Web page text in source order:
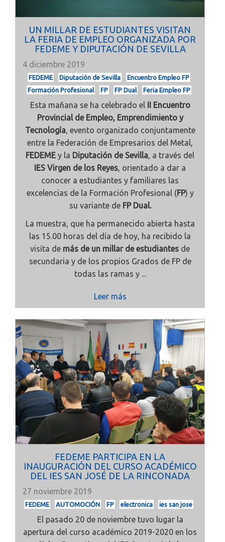
UN MILLAR DE ESTUDIANTES VISITAN
LA FERIA DE EMPLEO ORGANIZADA POR
FEDEME Y DIPUTACIÓN DE SEVILLA
4 diciembre 2019
FEDEME Diputación de Sevilla
Encuentro Empleo FP
Formación Profesional
FP FP Dual Feria Empleo FP
Esta mañana se ha celebrado el II Encuentro
Provincial de Empleo, Emprendimiento y
Tecnología, evento organizado conjuntamente
entre la Federación de Empresarios del Metal,
FEDEME y la Diputación de Sevilla, a través del
IES Virgen de los Reyes, orientado a dar a
conocer a estudiantes y familiares las
excelencias de la Formación Profesional (FP) y
su variante de FP Dual.
La muestra, que ha permanecido abierta hasta
las 15.00 horas del día de hoy, ha recibido la
visita de más de un millar de estudiantes de
secundaria y de los propios Grados de FP de
todas las ramas y ...
Leer más
FEDEME PARTICIPA EN LA
INAUGURACIÓN DEL CURSO ACADÉMICO
DEL IES SAN JOSÉ DE LA RINCONADA
27 noviembre 2019
FEDEME AUTOMOCIÓN FP electronica ies san jose
El pasado 20 de noviembre tuvo lugar la
apertura del curso académico 2019-2020 en los